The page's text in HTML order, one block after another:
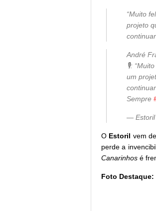
“Muito
projeto
André
🎙️:
um
Sempre
— Estoril
O Estoril vem
perde a
Canarinhos é
Foto